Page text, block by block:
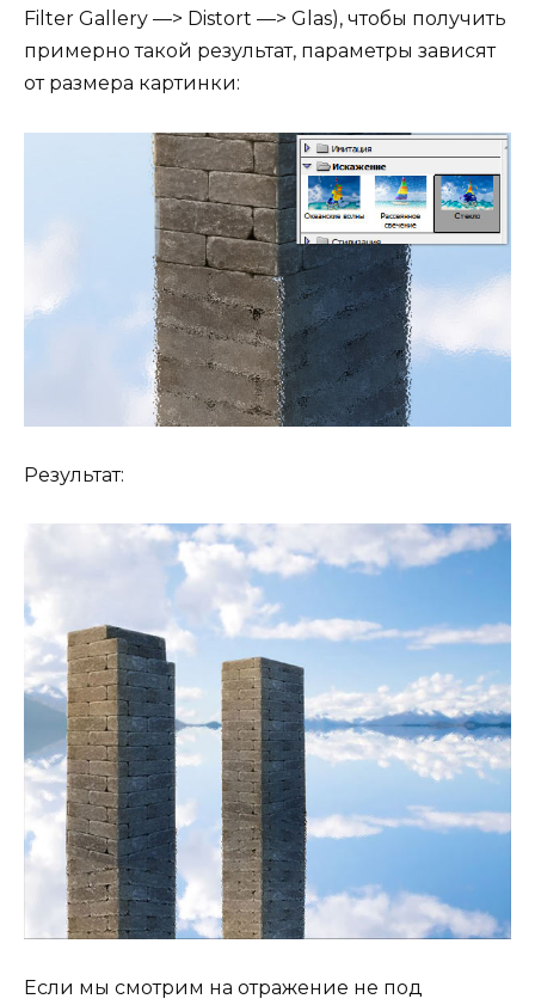
Filter Gallery —> Distort —> Glas), чтобы получить
примерно такой результат, параметры зависят
от размера картинки:
Результат:
Если мы смотрим на отражение не под